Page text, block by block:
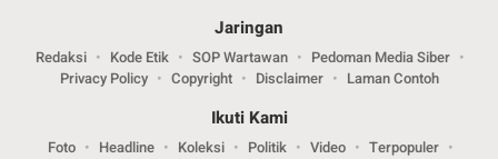
Jaringan
Redaksi Kode Etik SOP Wartawan
Pedoman Media Siber
Privacy Policy
Copyright Disclaimer Laman Contoh
Ikuti Kami
Foto Headline Koleksi Politik Video
Terpopuler